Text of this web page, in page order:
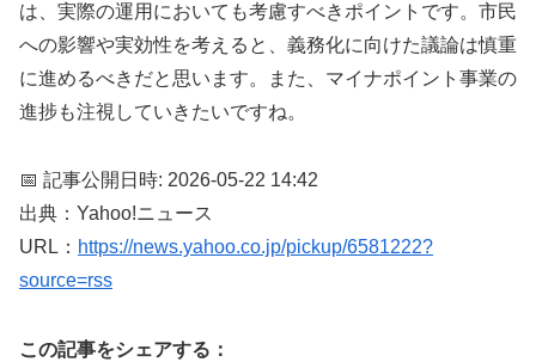
は、実際の運用においても考慮すべきポイントです。市民
への影響や実効性を考えると、義務化に向けた議論は慎重
に進めるべきだと思います。また、マイナポイント事業の
進捗も注視していきたいですね。
📅 記事公開日時: 2026-05-22 14:42
出典：Yahoo!ニュース
URL： https://news.yahoo.co.jp/pickup/6581222?
source=rss
この記事をシェアする：